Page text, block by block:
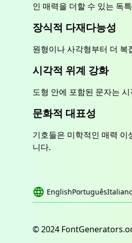
인 매력을 더할 수 있는 독
장식적 다재다능성
원형이나 사각형부터 더
시각적 위계 강화
도형 안에 포함된 문자는
문화적 대표성
기호들은 미학적인 매력
니다.
EnglishPortuguês
© 2024